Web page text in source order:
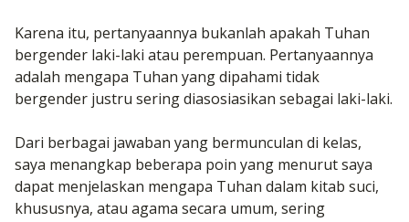
Karena itu, pertanyaannya bukanlah apakah Tuhan
bergender laki-laki atau perempuan. Pertanyaannya
adalah mengapa Tuhan yang dipahami tidak
bergender justru sering diasosiasikan sebagai laki-laki.
Dari berbagai jawaban yang bermunculan di kelas,
saya menangkap beberapa poin yang menurut saya
dapat menjelaskan mengapa Tuhan dalam kitab suci,
khususnya, atau agama secara umum, sering